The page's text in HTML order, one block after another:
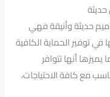
حديثة وأنيقة فهي
توفير الحماية الكافية
أنها تتوافر
مع كافة الاحتياجات،